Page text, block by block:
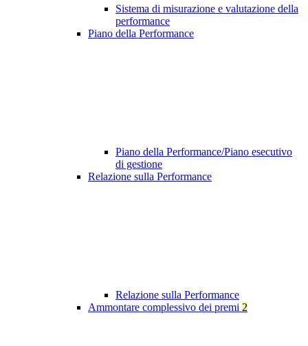
Sistema di misurazione e valutazione della
performance
Piano della Performance
Piano della Performance/Piano esecutivo
di gestione
Relazione sulla Performance
Relazione sulla Performance
Ammontare complessivo dei premi 2